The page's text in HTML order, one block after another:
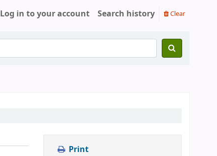
Log in to your account Search history Clear
Print